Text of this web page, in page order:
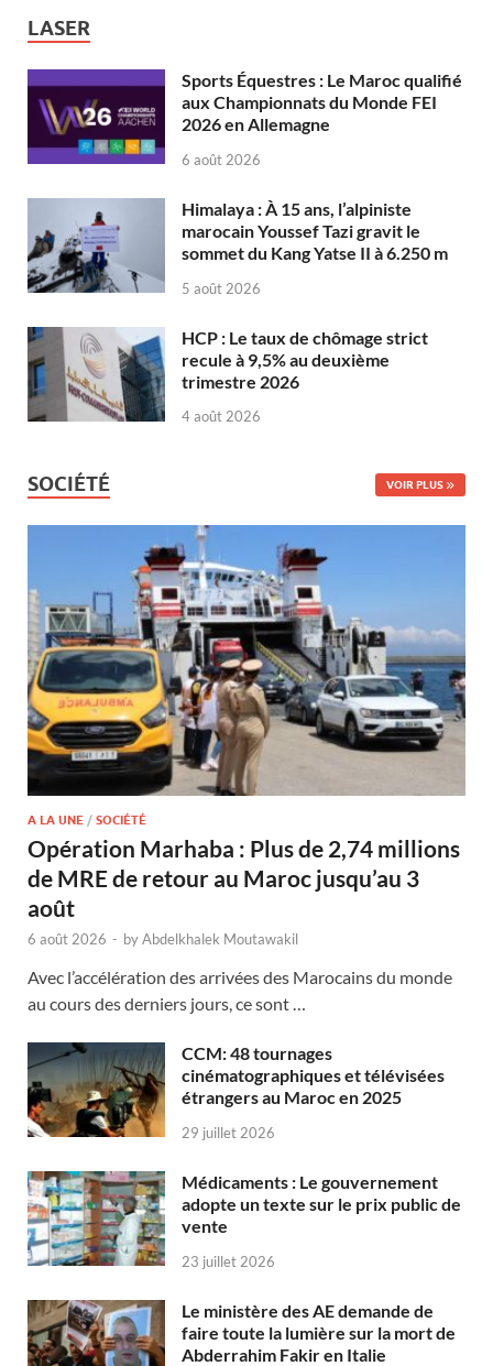
LASER
Sports Équestres : Le Maroc qualifié
aux Championnats du Monde FEI
2026 en Allemagne
6 août 2026
Himalaya : À 15 ans, l’alpiniste
marocain Youssef Tazi gravit le
sommet du Kang Yatse II à 6.250 m
5 août 2026
HCP : Le taux de chômage strict
recule à 9,5% au deuxième
trimestre 2026
4 août 2026
SOCIÉTÉ VOIR PLUS
A LA UNE / SOCIÉTÉ
Opération Marhaba : Plus de 2,74 millions
de MRE de retour au Maroc jusqu’au 3
août
6 août 2026 - byAbdelkhalek Moutawakil
Avec l’accélération des arrivées des Marocains du monde
au cours des derniers jours, ce sont …
CCM: 48 tournages
cinématographiques et télévisées
étrangers au Maroc en 2025
29 juillet 2026
Médicaments : Le gouvernement
adopte un texte sur le prix public de
vente
23 juillet 2026
Le ministère des AE demande de
faire toute la lumière sur la mort de
Abderrahim Fakir en Italie